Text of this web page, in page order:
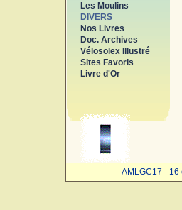
Les Moulins
DIVERS
Nos Livres
Doc. Archives
Vélosolex Illustré
Sites Favoris
Livre d'Or
AMLGC17 - 16